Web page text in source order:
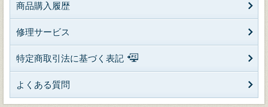
商品購入履歴
修理サービス
特定商取引法に基づく表記
よくある質問